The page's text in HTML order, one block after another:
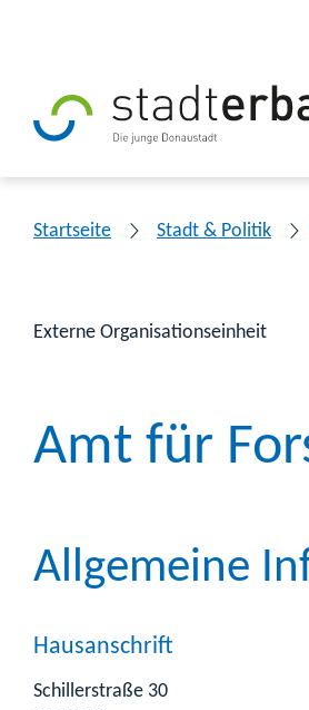
Startseite Stadt & Politik
Externe Organisationseinheit
Amt für
Allgemeine
Hausanschrift
Schillerstraße 30